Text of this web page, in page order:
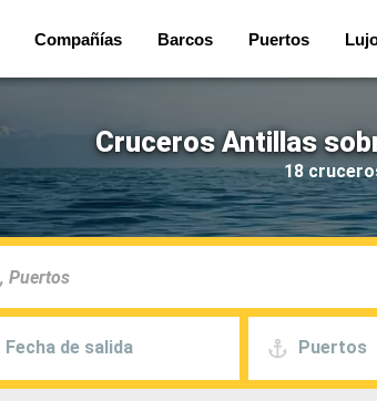
Compañías Barcos Puertos
Cruceros Antillas
18
Fecha de salida Puertos